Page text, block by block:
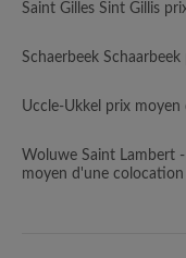
Saint Gilles Sint Gillis
Schaerbeek
Uccle-Ukkel prix
Woluwe Saint Lambert
moyen d'une colocation